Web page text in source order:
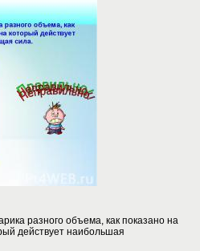
разного объема, как показано на
действует наибольшая